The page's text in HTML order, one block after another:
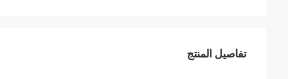
تفاصيل المنتج